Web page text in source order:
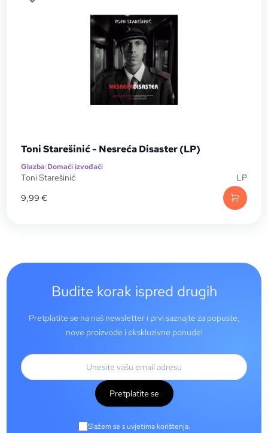
Toni Starešinić - Nesreća Disaster (LP)
Glazba|Domaći izvođači
Toni Starešinić
LP
9,99€
Budite korak ispred drugih
Pretplatite se na naš newsletter i prvi saznajte za popuste,
nove proizvode i ekskluzivne ponude!
Pretplatite se
Slažem se s uvjetima korištenja.